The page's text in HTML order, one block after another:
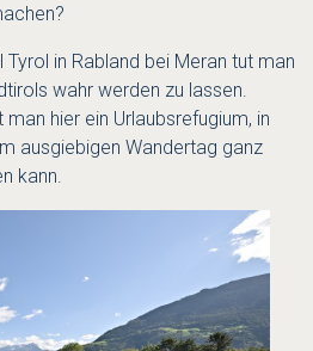
in Rabland bei Meran tut man
wahr werden zu lassen.
hier ein Urlaubsrefugium, in
ausgiebigen Wandertag ganz
kann.